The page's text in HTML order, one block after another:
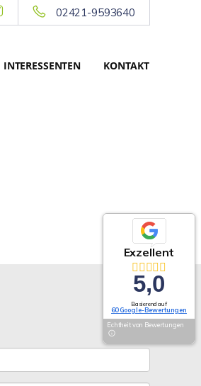
02421-9593640
INTERESSENTEN KONTAKT
Exzellent
5,0
Basierend auf
60 Google-Bewertungen
Echtheit von Bewertungen